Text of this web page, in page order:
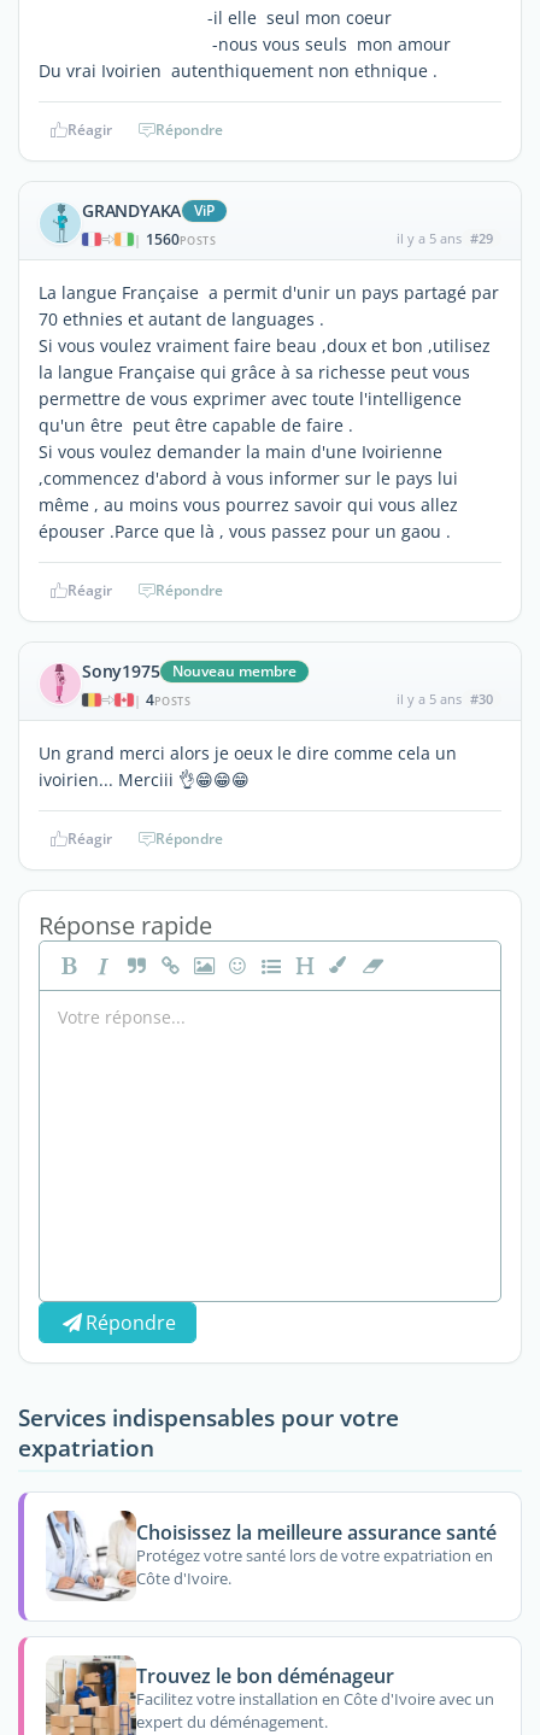
-il elle seul mon coeur
-nous vous seuls mon amour
Du vrai Ivoirien autenthiquement non ethnique .
Réagir Répondre
GRANDYAKA ViP
| 1560POSTS il y a 5 ans #29
La langue Française a permit d'unir un pays partagé par
70 ethnies et autant de languages .
Si vous voulez vraiment faire beau ,doux et bon ,utilisez
la langue Française qui grâce à sa richesse peut vous
permettre de vous exprimer avec toute l'intelligence
qu'un être peut être capable de faire .
Si vous voulez demander la main d'une Ivoirienne
,commencez d'abord à vous informer sur le pays lui
même , au moins vous pourrez savoir qui vous allez
épouser .Parce que là , vous passez pour un gaou .
Réagir Répondre
Sony1975 Nouveau membre
| 4POSTS il y a 5 ans #30
Un grand merci alors je oeux le dire comme cela un
ivoirien... Merciii 👌😁😁😁
Réagir Répondre
Réponse rapide
Répondre
Services indispensables pour votre
expatriation
Choisissez la meilleure assurance santé
Protégez votre santé lors de votre expatriation en
Côte d'Ivoire.
Trouvez le bon déménageur
Facilitez votre installation en Côte d'Ivoire avec un
expert du déménagement.